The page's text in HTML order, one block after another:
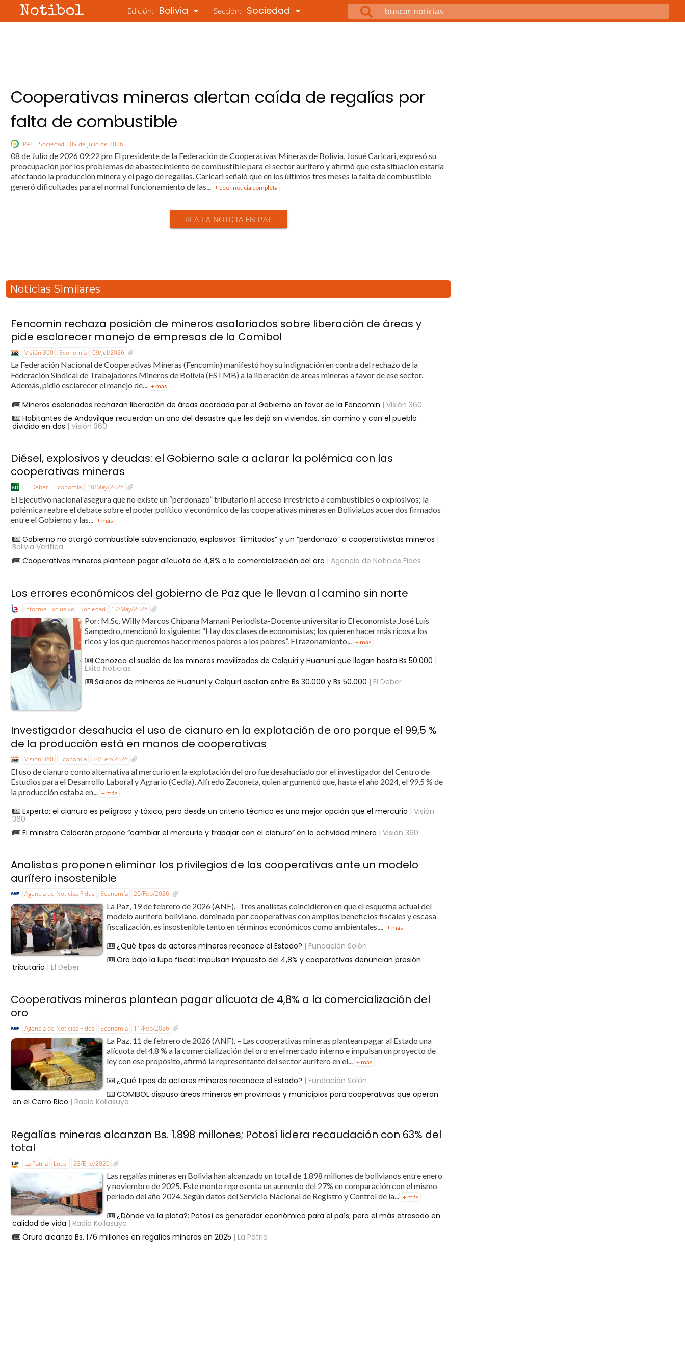
Notibol Edición: Bolivia Sección: Sociedad
Cooperativas mineras alertan caída de regalías por
falta de combustible
PAT Sociedad 09 de julio de 2026
08 de Julio de 2026 09:22 pm El presidente de la Federación de Cooperativas Mineras de Bolivia, Josué Caricari, expresó su
preocupación por los problemas de abastecimiento de combustible para el sector aurífero y afirmó que esta situación estaría
afectando la producción minera y el pago de regalías. Caricari señaló que en los últimos tres meses la falta de combustible
generó dificultades para el normal funcionamiento de las... + Leer noticia completa
IR A LA NOTICIA EN PAT
Noticias Similares
Fencomin rechaza posición de mineros asalariados sobre liberación de áreas y
pide esclarecer manejo de empresas de la Comibol
Visión 360 Economía 09/Jul/2026
La Federación Nacional de Cooperativas Mineras (Fencomin) manifestó hoy su indignación en contra del rechazo de la
Federación Sindical de Trabajadores Mineros de Bolivia (FSTMB) a la liberación de áreas mineras a favor de ese sector.
Además, pidió esclarecer el manejo de...
+ más
Mineros asalariados rechazan liberación de áreas acordada por el Gobierno en favor de la Fencomin | Visión 360
Habitantes de Andavilque recuerdan un año del desastre que les dejó sin viviendas, sin camino y con el pueblo
dividido en dos | Visión 360
Diésel, explosivos y deudas: el Gobierno sale a aclarar la polémica con las
cooperativas mineras
El Deber Economía 18/May/2026
El Ejecutivo nacional asegura que no existe un “perdonazo” tributario ni acceso irrestricto a combustibles o explosivos; la
polémica reabre el debate sobre el poder político y económico de las cooperativas mineras en BoliviaLos acuerdos firmados
entre el Gobierno y las... + más
Gobierno no otorgó combustible subvencionado, explosivos “ilimitados” y un “perdonazo” a cooperativistas mineros |
Bolivia Verifica
Cooperativas mineras plantean pagar alícuota de 4,8% a la comercialización del oro | Agencia de Noticias Fides
Los errores económicos del gobierno de Paz que le llevan al camino sin norte
Informe Exclusivo Sociedad 17/May/2026
Por: M.Sc. Willy Marcos Chipana Mamani Periodista-Docente universitario El economista José Luís
Sampedro, mencionó lo siguiente: “Hay dos clases de economistas; los quieren hacer más ricos a los
ricos y los que queremos hacer menos pobres a los pobres”. El razonamiento... + más
Conozca el sueldo de los mineros movilizados de Colquiri y Huanuni que llegan hasta Bs 50.000 |
Éxito Noticias
Salarios de mineros de Huanuni y Colquiri oscilan entre Bs 30.000 y Bs 50.000 | El Deber
Investigador desahucia el uso de cianuro en la explotación de oro porque el 99,5 %
de la producción está en manos de cooperativas
Visión 360 Economía 24/Feb/2026
El uso de cianuro como alternativa al mercurio en la explotación del oro fue desahuciado por el investigador del Centro de
Estudios para el Desarrollo Laboral y Agrario (Cedla), Alfredo Zaconeta, quien argumentó que, hasta el año 2024, el 99,5 % de
la producción estaba en...
+ más
Experto: el cianuro es peligroso y tóxico, pero desde un criterio técnico es una mejor opción que el mercurio | Visión
360
El ministro Calderón propone “cambiar el mercurio y trabajar con el cianuro” en la actividad minera | Visión 360
Analistas proponen eliminar los privilegios de las cooperativas ante un modelo
aurífero insostenible
Agencia de Noticias Fides Economía 20/Feb/2026
La Paz, 19 de febrero de 2026 (ANF).- Tres analistas coincidieron en que el esquema actual del
modelo aurífero boliviano, dominado por cooperativas con amplios beneficios fiscales y escasa
fiscalización, es insostenible tanto en términos económicos como ambientales.... + más
¿Qué tipos de actores mineros reconoce el Estado? | Fundación Solón
Oro bajo la lupa fiscal: impulsan impuesto del 4,8% y cooperativas denuncian presión
tributaria | El Deber
Cooperativas mineras plantean pagar alícuota de 4,8% a la comercialización del
oro
Agencia de Noticias Fides Economía 11/Feb/2026
La Paz, 11 de febrero de 2026 (ANF). – Las cooperativas mineras plantean pagar al Estado una
alícuota del 4,8 % a la comercialización del oro en el mercado interno e impulsan un proyecto de
ley con ese propósito, afirmó la representante del sector aurífero en el... + más
¿Qué tipos de actores mineros reconoce el Estado? | Fundación Solón
COMIBOL dispuso áreas mineras en provincias y municipios para cooperativas que operan
en el Cerro Rico | Radio Kollasuyo
Regalías mineras alcanzan Bs. 1.898 millones; Potosí lidera recaudación con 63% del
total
La Patria Local 23/Ene/2026
Las regalías mineras en Bolivia han alcanzado un total de 1.898 millones de bolivianos entre enero
y noviembre de 2025. Este monto representa un aumento del 27% en comparación con el mismo
período del año 2024. Según datos del Servicio Nacional de Registro y Control de la...
+ más
¿Dónde va la plata?: Potosí es generador económico para el país; pero el más atrasado en
calidad de vida | Radio Kollasuyo
Oruro alcanza Bs. 176 millones en regalías mineras en 2025 | La Patria